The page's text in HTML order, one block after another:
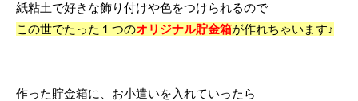
紙粘土で好きな飾り付けや色をつけられるので
この世でたった１つのオリジナル貯金箱が作れちゃいます♪
作った貯金箱に、お小遣いを入れていったら